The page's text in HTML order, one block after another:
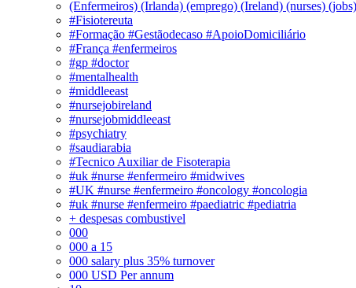
(Enfermeiros) (Irlanda) (emprego) (Ireland) (nurses)
#Fisiotereuta
#Formação #Gestãodecaso #ApoioDomiciliário
#França #enfermeiros
#gp #doctor
#mentalhealth
#middleeast
#nursejobireland
#nursejobmiddleeast
#psychiatry
#saudiarabia
#Tecnico Auxiliar de Fisoterapia
#uk #nurse #enfermeiro #midwives
#UK #nurse #enfermeiro #oncology #oncologia
#uk #nurse #enfermeiro #paediatric #pediatria
+ despesas combustivel
000
000 a 15
000 salary plus 35% turnover
000 USD Per annum